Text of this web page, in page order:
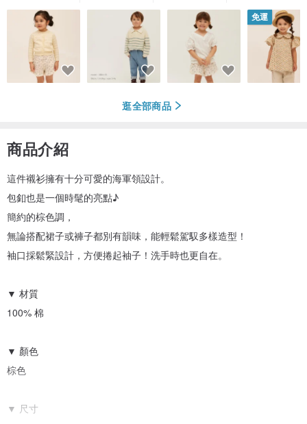
免運
逛全部商品
商品介紹
這件襯衫擁有十分可愛的海軍領設計。
包釦也是一個時髦的亮點♪
簡約的棕色調，
無論搭配裙子或褲子都別有韻味，能輕鬆駕馭多樣造型！
袖口採鬆緊設計，方便捲起袖子！洗手時也更自在。
▼ 材質
100% 棉
▼ 顏色
棕色
▼ 尺寸